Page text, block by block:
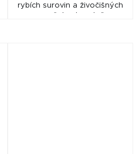
rybích surovin a živočišných
mouček s tepelně